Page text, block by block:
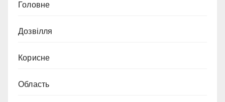
Головне
Дозвілля
Корисне
Область